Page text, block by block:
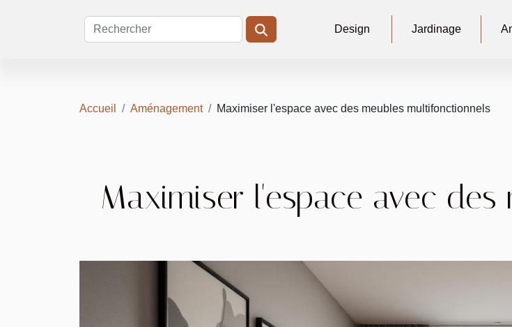
Design Jardinage
Accueil Aménagement Maximiser l'espace avec des meubles multifonctionnels
Maximiser l'espace avec